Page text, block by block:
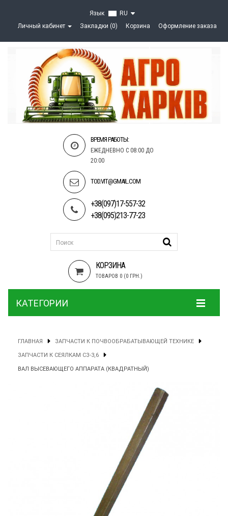
Язык
RU
Личный кабинет
Закладки (0) Корзина Оформление заказа
ВРЕМЯ РАБОТЫ:
ЕЖЕДНЕВНО С 08:00 ДО
20:00
TOD.VIT@GMAIL.COM
+38(097)17-557-32
+38(095)213-77-23
КОРЗИНА
ТОВАРОВ 0 (0 ГРН.)
КАТЕГОРИИ
ГЛАВНАЯ ЗАПЧАСТИ К ПОЧВООБРАБАТЫВАЮЩЕЙ ТЕХНИКЕ
ЗАПЧАСТИ К СЕЯЛКАМ СЗ-3,6
ВАЛ ВЫСЕВАЮЩЕГО АППАРАТА (КВАДРАТНЫЙ)